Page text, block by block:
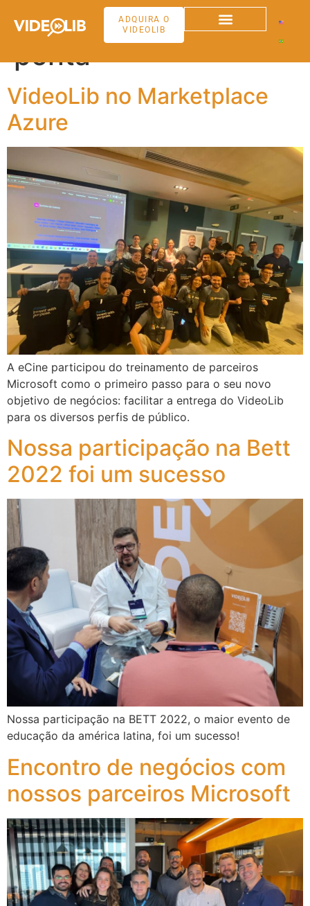
ADQUIRA O
VIDEOLIB
Tag:tecnologia de
ponta
VideoLib no Marketplace
Azure
A eCine participou do treinamento de parceiros
Microsoft como o primeiro passo para o seu novo
objetivo de negócios: facilitar a entrega do VideoLib
para os diversos perfis de público.
Nossa participação na Bett
2022 foi um sucesso
Nossa participação na BETT 2022, o maior evento de
educação da américa latina, foi um sucesso!
Encontro de negócios com
nossos parceiros Microsoft